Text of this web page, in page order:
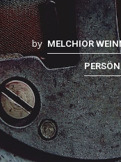
by MELCHIOR